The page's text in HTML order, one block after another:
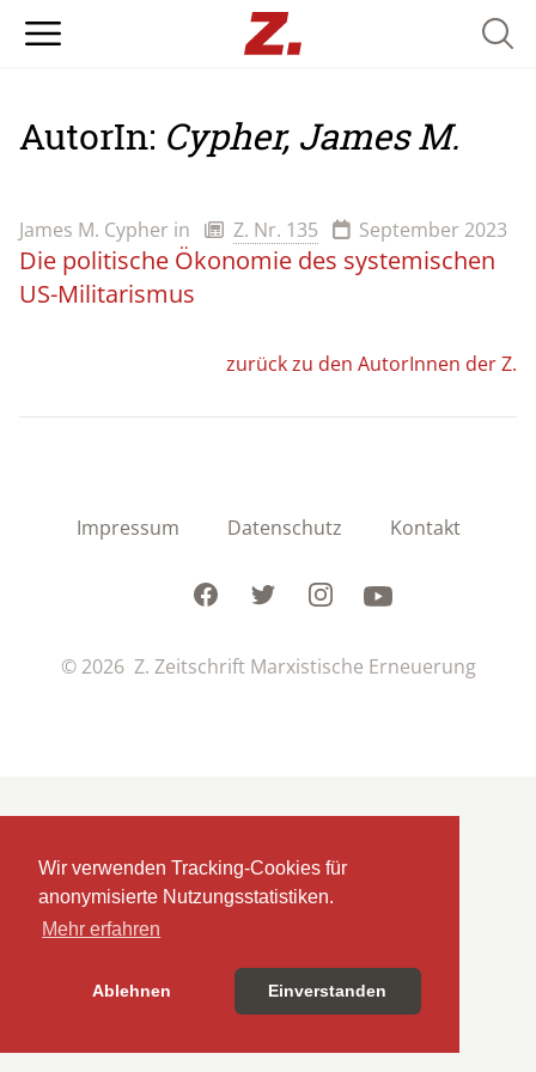
Wir verwenden Tracking-Cookies für
anonymisierte Nutzungsstatistiken.
Mehr erfahren
Ablehnen Einverstanden
AutorIn: Cypher, James M.
James M. Cypher in Z. Nr. 135 September 2023
Die politische Ökonomie des systemischen
US-Militarismus
zurück zu den AutorInnen der Z.
Impressum Datenschutz Kontakt
FacebookTwitterInstagramYoutube
© 2026 Z. Zeitschrift Marxistische Erneuerung